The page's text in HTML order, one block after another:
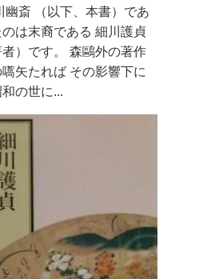
幽斎 （以下、本書）であ
のは末裔である 細川護貞
）です。 森鷗外の著作
矢たれば その影響下に
の世に...